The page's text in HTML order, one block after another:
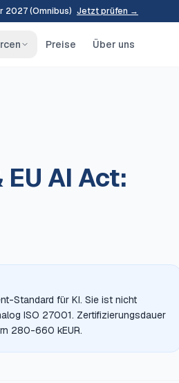
2027 (Omnibus) Jetzt prüfen →
Preise Über uns
AI Act:
Standard für KI. Sie ist nicht
ISO 27001. Zertifizierungsdauer
280-660 kEUR.